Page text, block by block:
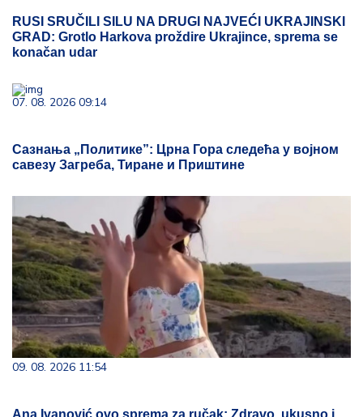
RUSI SRUČILI SILU NA DRUGI NAJVEĆI UKRAJINSKI
GRAD: Grotlo Harkova proždire Ukrajince, sprema se
konačan udar
07. 08. 2026 09:14
Сазнања „Политике”: Црна Гора следећа у војном
савезу Загреба, Тиране и Приштине
09. 08. 2026 11:54
Ana Ivanović ovo sprema za ručak: Zdravo, ukusno i